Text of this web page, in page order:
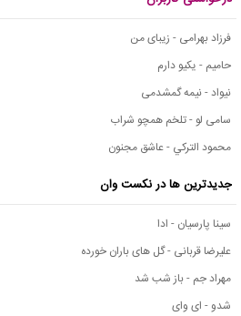
فرزاد بهرامی - زیبای من
حامیم - یکیو دارم
نیواد - نیمه گمشدمی
سامی لو - تلخم همچو شراب
محمود التركي - عاشق مجنون
جدیدترین ها در نکست وان
سینا پارسیان - ادا
علیرضا قربانی - گل های باران خورده
مهراد جم - باز شب شد
شدو - ای وای